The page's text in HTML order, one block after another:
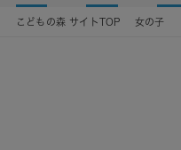
こどもの森 サイトTOP 女の子